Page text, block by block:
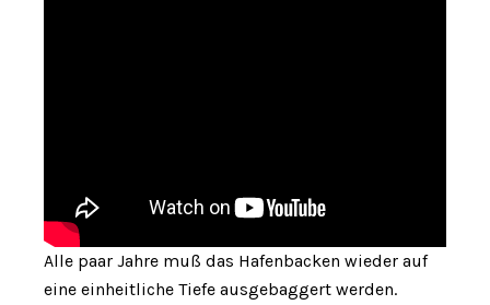
Alle paar Jahre muß das Hafenbacken wieder auf
eine einheitliche Tiefe ausgebaggert werden.